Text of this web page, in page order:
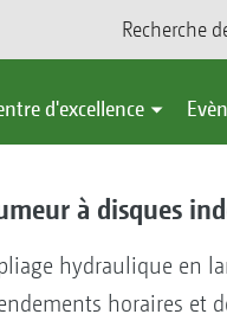
Recherche
d'excellence
à disques
hydraulique en
horaires et